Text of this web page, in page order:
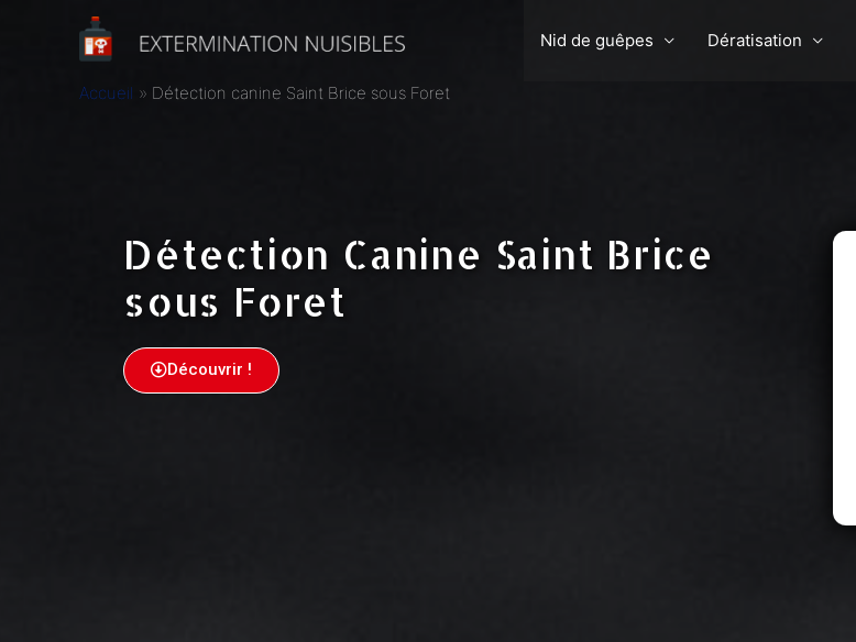
Nid de guêpes Dératisation
Accueil Détection canine Saint Brice sous Foret
Détection Canine Saint Brice
sous Foret
Découvrir !